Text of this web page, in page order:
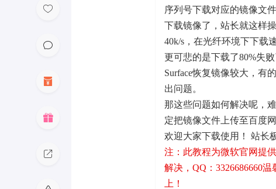
序列号下载对应的镜像文
下载镜像了，站长就这样
40k/s，在光纤环境下下载
更可悲的是下载了80%失
Surface恢复镜像较大，有
出问题。
那这些问题如何解决呢，
定把镜像文件上传至百度
欢迎大家下载使用！ 站长
注：此教程为微软官网提
解决，QQ：3326686660温
上！